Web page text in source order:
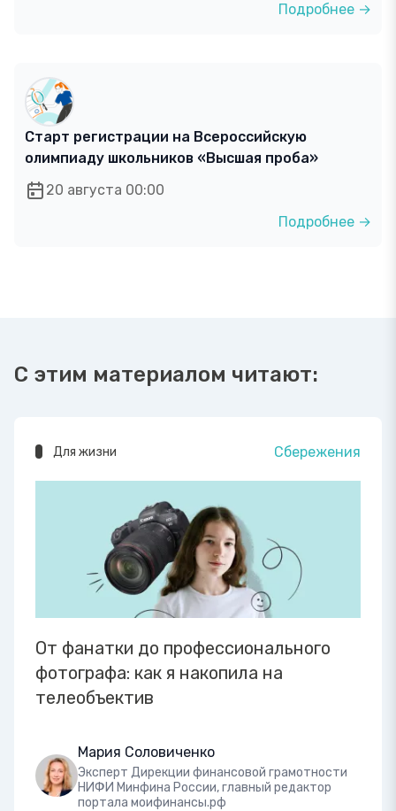
Подробнее →
Старт регистрации на Всероссийскую
олимпиаду школьников «Высшая проба»
20 августа 00:00
Подробнее →
С этим материалом читают:
Для жизни Сбережения
От фанатки до профессионального
фотографа: как я накопила на
телеобъектив
Мария Соловиченко
Эксперт Дирекции финансовой грамотности
НИФИ Минфина России, главный редактор
портала моифинансы.рф